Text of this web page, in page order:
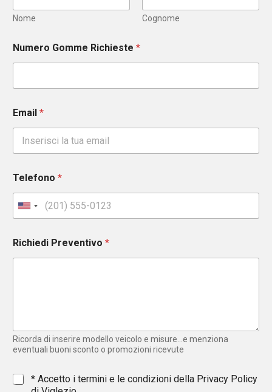
Nome Cognome
Numero Gomme Richieste *
Email *
Telefono *
U
n
t
e
e
s
Richiedi Preventivo *
Ricorda di inserire modello veicolo e misure...e menziona
eventuali buoni sconto o promozioni ricevute
* * Accetto i termini e le condizioni della Privacy Policy